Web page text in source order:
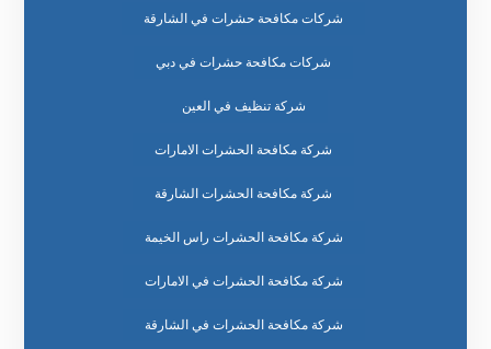
شركات مكافحة حشرات في الشارقة
شركات مكافحة حشرات في دبي
شركة تنظيف في العين
شركة مكافحة الحشرات الامارات
شركة مكافحة الحشرات الشارقة
شركة مكافحة الحشرات راس الخيمة
شركة مكافحة الحشرات في الامارات
شركة مكافحة الحشرات في الشارقة